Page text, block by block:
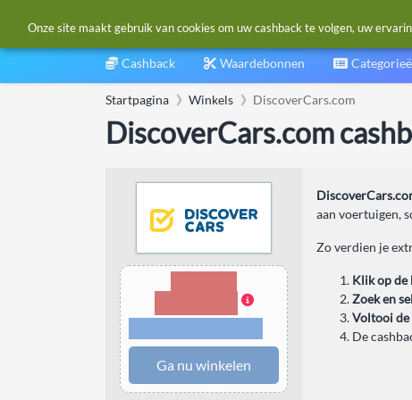
Cashback Waardebonnen
Startpagina Winkels DiscoverCars.com
DiscoverCars.com
aan voertuigen,
Zo verdien je
Klik op de
Zoek en
Voltooi
De
Voorwaarden en
Ga nu winkelen
Onze site maakt gebruik van cookies om uw cashback te volgen, uw